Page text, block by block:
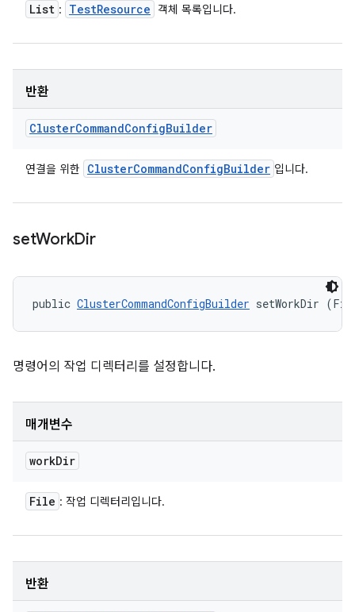
List : TestResource 객체 목록입니다.
반환
ClusterCommandConfigBuilder
연결을 위한 ClusterCommandConfigBuilder 입니다.
setWorkDir
public ClusterCommandConfigBuilder setWorkDir
명령어의 작업 디렉터리를 설정합니다.
매개변수
workDir
File : 작업 디렉터리입니다.
반환